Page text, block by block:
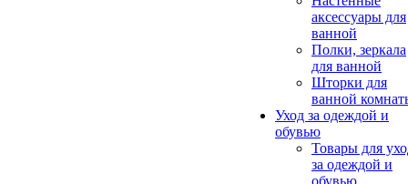
аксессуары для
ванной
Полки, зеркала
для ванной
Шторки для
ванной
Уход за одеждой и
обувью
Товары для
за одеждой и
обувью